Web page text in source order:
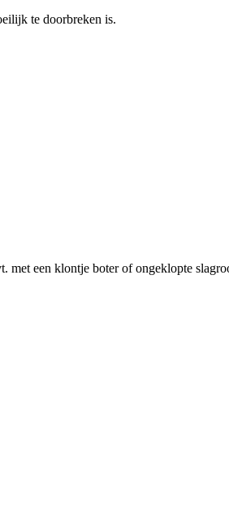
te doorbreken is.
met een klontje boter of ongeklopte